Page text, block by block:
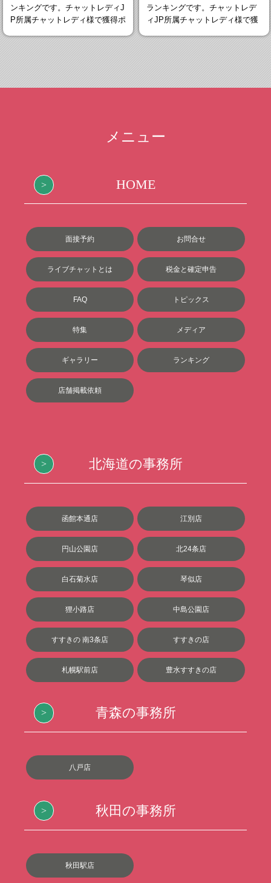
ンキングです。チャットレディJ
P所属チャットレディ様で獲得ポ
ランキングです。チャットレデ
ィJP所属チャットレディ様で獲
メニュー
HOME
面接予約 お問合せ
ライブチャットとは 税金と確定申告
FAQ トピックス
特集 メディア
ギャラリー ランキング
店舗掲載依頼
北海道の事務所
函館本通店 江別店
円山公園店 北24条店
白石菊水店 琴似店
狸小路店 中島公園店
すすきの 南3条店 すすきの店
札幌駅前店 豊水すすきの店
青森の事務所
八戸店
秋田の事務所
秋田駅店